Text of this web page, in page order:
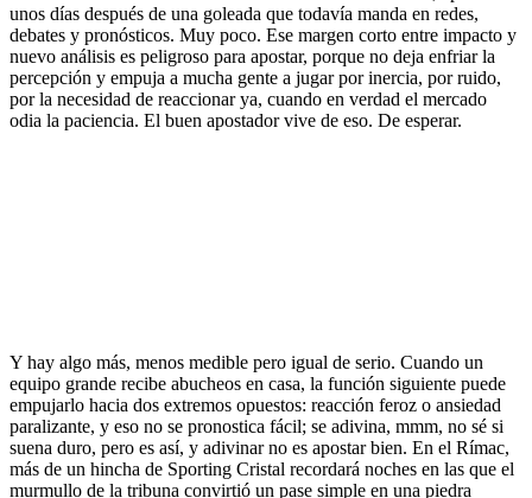
unos días después de una goleada que todavía manda en redes,
debates y pronósticos. Muy poco. Ese margen corto entre impacto y
nuevo análisis es peligroso para apostar, porque no deja enfriar la
percepción y empuja a mucha gente a jugar por inercia, por ruido,
por la necesidad de reaccionar ya, cuando en verdad el mercado
odia la paciencia. El buen apostador vive de eso. De esperar.
Y hay algo más, menos medible pero igual de serio. Cuando un
equipo grande recibe abucheos en casa, la función siguiente puede
empujarlo hacia dos extremos opuestos: reacción feroz o ansiedad
paralizante, y eso no se pronostica fácil; se adivina, mmm, no sé si
suena duro, pero es así, y adivinar no es apostar bien. En el Rímac,
más de un hincha de Sporting Cristal recordará noches en las que el
murmullo de la tribuna convirtió un pase simple en una piedra